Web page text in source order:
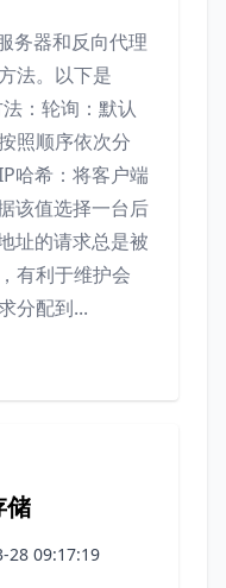
务器和反向代理
法。以下是
：轮询：默认
照顺序依次分
哈希：将客户端
该值选择一台后
址的请求总是被
有利于维护会
分配到...
储
28 09:17:19